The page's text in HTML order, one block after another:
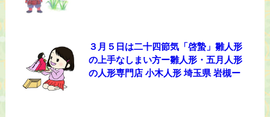
３月５日は二十四節気「啓蟄」雛人形
の上手なしまい方ー雛人形・五月人形
の人形専門店 小木人形 埼玉県 岩槻ー